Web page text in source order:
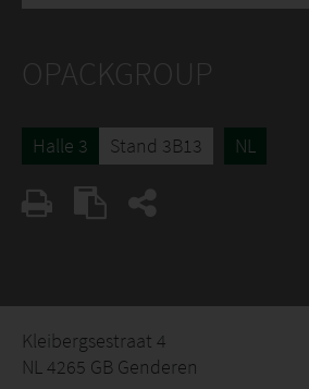
OPACKGROUP
Halle 3 Stand 3B13 NL
Kleibergsestraat 4
NL 4265 GB Genderen